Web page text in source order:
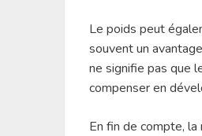
Le poids peut
souvent un
ne signifie pas que
compenser en
En fin de compte,